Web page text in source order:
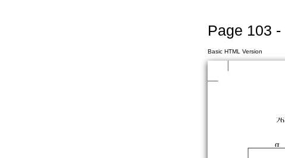
Page 103
Basic HTML Version
α.